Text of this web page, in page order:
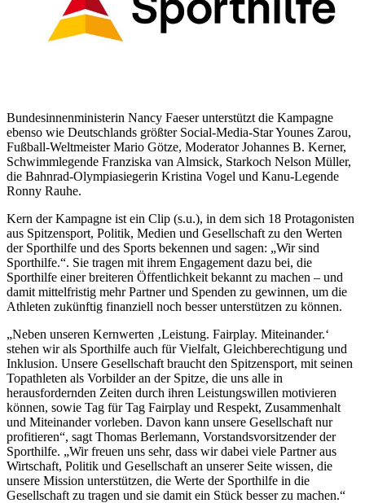
Bundesinnenministerin Nancy Faeser unterstützt die Kampagne
ebenso wie Deutschlands größter Social-Media-Star Younes Zarou,
Fußball-Weltmeister Mario Götze, Moderator Johannes B. Kerner,
Schwimmlegende Franziska van Almsick, Starkoch Nelson Müller,
die Bahnrad-Olympiasiegerin Kristina Vogel und Kanu-Legende
Ronny Rauhe.
Kern der Kampagne ist ein Clip (s.u.), in dem sich 18 Protagonisten
aus Spitzensport, Politik, Medien und Gesellschaft zu den Werten
der Sporthilfe und des Sports bekennen und sagen: „Wir sind
Sporthilfe.“. Sie tragen mit ihrem Engagement dazu bei, die
Sporthilfe einer breiteren Öffentlichkeit bekannt zu machen – und
damit mittelfristig mehr Partner und Spenden zu gewinnen, um die
Athleten zukünftig finanziell noch besser unterstützen zu können.
„Neben unseren Kernwerten ‚Leistung. Fairplay. Miteinander.‘
stehen wir als Sporthilfe auch für Vielfalt, Gleichberechtigung und
Inklusion. Unsere Gesellschaft braucht den Spitzensport, mit seinen
Topathleten als Vorbilder an der Spitze, die uns alle in
herausfordernden Zeiten durch ihren Leistungswillen motivieren
können, sowie Tag für Tag Fairplay und Respekt, Zusammenhalt
und Miteinander vorleben. Davon kann unsere Gesellschaft nur
profitieren“, sagt Thomas Berlemann, Vorstandsvorsitzender der
Sporthilfe. „Wir freuen uns sehr, dass wir dabei viele Partner aus
Wirtschaft, Politik und Gesellschaft an unserer Seite wissen, die
unsere Mission unterstützen, die Werte der Sporthilfe in die
Gesellschaft zu tragen und sie damit ein Stück besser zu machen.“